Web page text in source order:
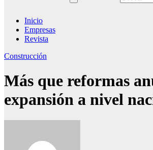
Inicio
Empresas
Revista
Construcción
Más que reformas
expansión a nivel